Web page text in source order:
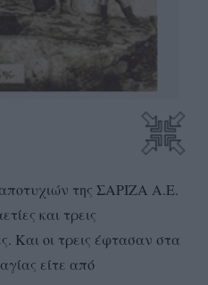
της ΣΑΡΙΖΑ Α.Ε.
και τρεις
Και οι τρεις έφτασαν στα
είτε από